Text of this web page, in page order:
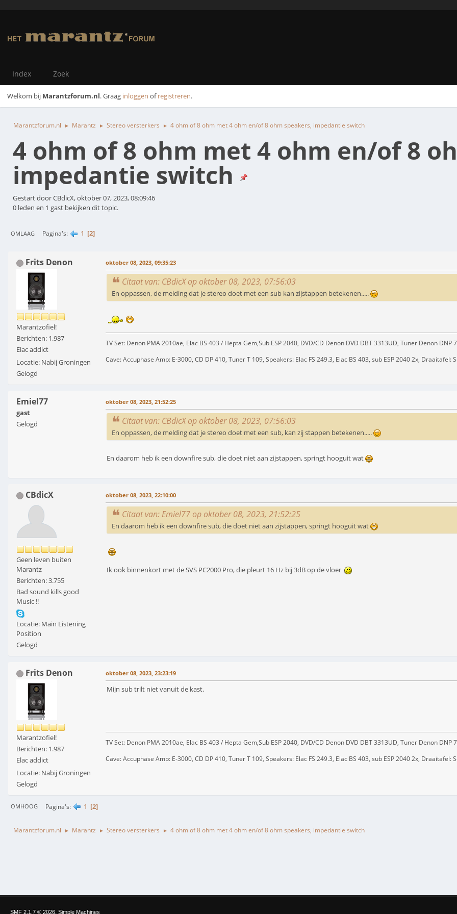
Index Zoek
Welkom bij Marantzforum.nl. Graag inloggen ofregistreren.
Marantzforum.nl ► Marantz ► Stereo versterkers ► 4 ohm of 8 ohm met 4 ohm en/of 8 ohm speakers, impedantie switch
4 ohm of 8 ohm met 4 ohm en/of 8
impedantie switch
Gestart door CBdicX, oktober 07, 2023, 08:09:46
0 leden en 1 gast bekijken dit topic.
OMLAAG Pagina's 1 2
Frits Denon
Marantzofiel!
Berichten: 1.987
Elac addict
Locatie: Nabij Groningen
Gelogd
oktober 08, 2023, 09:35:23
Citaat van: CBdicX op oktober 08, 2023, 07:56:03
En oppassen, de melding dat je stereo doet met een sub kan zijstappen betekenen.....
TV Set: Denon PMA 2010ae, Elac BS 403 / Hepta Gem,Sub ESP 2040, DVD/CD Denon DVD DBT 3313UD, Tuner Denon DNP
Cave: Accuphase Amp: E-3000, CD DP 410, Tuner T 109, Speakers: Elac FS 249.3, Elac BS 403, sub ESP 2040 2x, Draaitafel:
Emiel77
gast
Gelogd
oktober 08, 2023, 21:52:25
Citaat van: CBdicX op oktober 08, 2023, 07:56:03
En oppassen, de melding dat je stereo doet met een sub, kan zij stappen betekenen.....
En daarom heb ik een downfire sub, die doet niet aan zijstappen, springt hooguit wat
CBdicX
Geen leven buiten
Marantz
Berichten: 3.755
Bad sound kills good
Music !!
Locatie: Main Listening
Position
Gelogd
oktober 08, 2023, 22:10:00
Citaat van: Emiel77 op oktober 08, 2023, 21:52:25
En daarom heb ik een downfire sub, die doet niet aan zijstappen, springt hooguit wat
Ik ook binnenkort met de SVS PC2000 Pro, die pleurt 16 Hz bij 3dB op de vloer
Frits Denon
Marantzofiel!
Berichten: 1.987
Elac addict
Locatie: Nabij Groningen
Gelogd
oktober 08, 2023, 23:23:19
Mijn sub trilt niet vanuit de kast.
TV Set: Denon PMA 2010ae, Elac BS 403 / Hepta Gem,Sub ESP 2040, DVD/CD Denon DVD DBT 3313UD, Tuner Denon DNP
Cave: Accuphase Amp: E-3000, CD DP 410, Tuner T 109, Speakers: Elac FS 249.3, Elac BS 403, sub ESP 2040 2x, Draaitafel:
OMHOOG Pagina's 1 2
Marantzforum.nl ► Marantz ► Stereo versterkers ► 4 ohm of 8 ohm met 4 ohm en/of 8 ohm speakers, impedantie switch
SMF 2.1.7 © 2026 Simple Machines